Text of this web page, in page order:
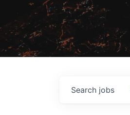
Search jobs